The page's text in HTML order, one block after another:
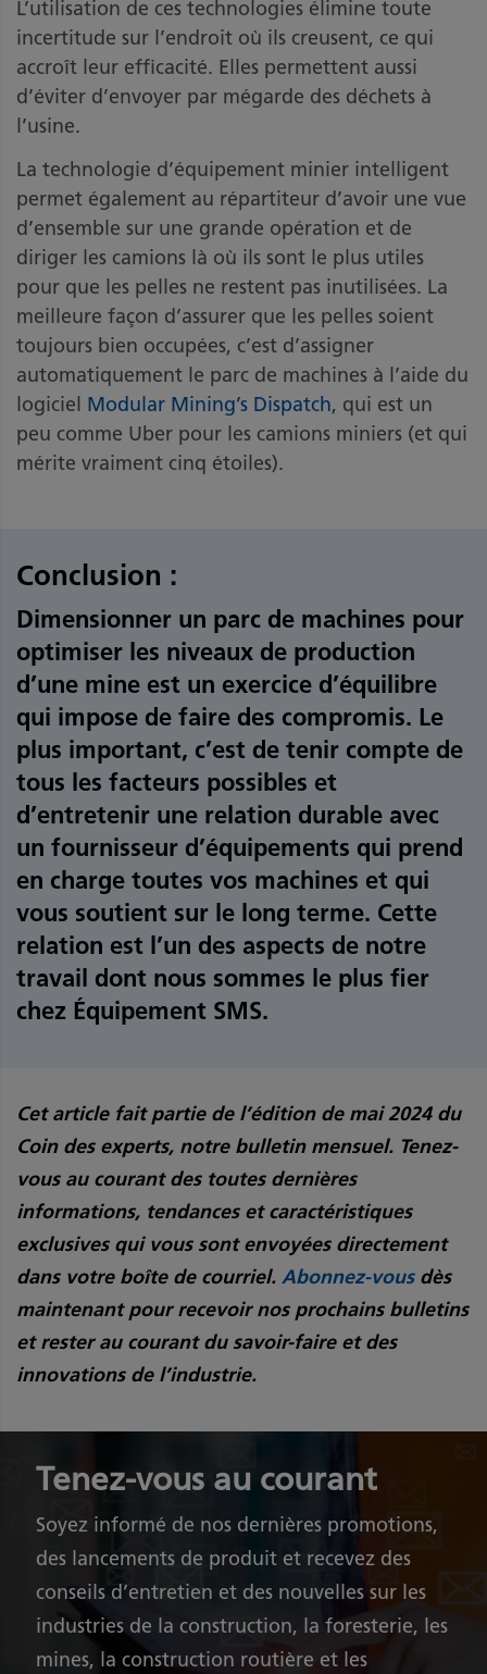
L’utilisation de ces technologies élimine toute
incertitude sur l’endroit où ils creusent, ce qui
accroît leur efficacité. Elles permettent aussi
d’éviter d’envoyer par mégarde des déchets à
l’usine.
La technologie d’équipement minier intelligent
permet également au répartiteur d’avoir une vue
d’ensemble sur une grande opération et de
diriger les camions là où ils sont le plus utiles
pour que les pelles ne restent pas inutilisées. La
meilleure façon d’assurer que les pelles soient
toujours bien occupées, c’est d’assigner
automatiquement le parc de machines à l’aide du
logiciel Modular Mining’s Dispatch, qui est un
peu comme Uber pour les camions miniers (et qui
mérite vraiment cinq étoiles).
Conclusion :
Dimensionner un parc de machines pour
optimiser les niveaux de production
d’une mine est un exercice d’équilibre
qui impose de faire des compromis. Le
plus important, c’est de tenir compte de
tous les facteurs possibles et
d’entretenir une relation durable avec
un fournisseur d’équipements qui prend
en charge toutes vos machines et qui
vous soutient sur le long terme. Cette
relation est l’un des aspects de notre
travail dont nous sommes le plus fier
chez Équipement SMS.
Cet article fait partie de l’édition de mai 2024 du
Coin des experts, notre bulletin mensuel. Tenez-
vous au courant des toutes dernières
informations, tendances et caractéristiques
exclusives qui vous sont envoyées directement
dans votre boîte de courriel. Abonnez-vousdès
maintenant pour recevoir nos prochains bulletins
et rester au courant du savoir-faire et des
innovations de l’industrie.
Tenez-vous au courant
Soyez informé de nos dernières promotions,
des lancements de produit et recevez des
conseils d’entretien et des nouvelles sur les
industries de la construction, la foresterie, les
mines, la construction routière et les